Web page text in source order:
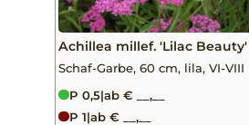
Achillea millef. 'Lilac Beauty'
Schaf-Garbe, 60 cm, lila, VI-VIII
P 0,5|ab € __,__
P 1|ab € __,__